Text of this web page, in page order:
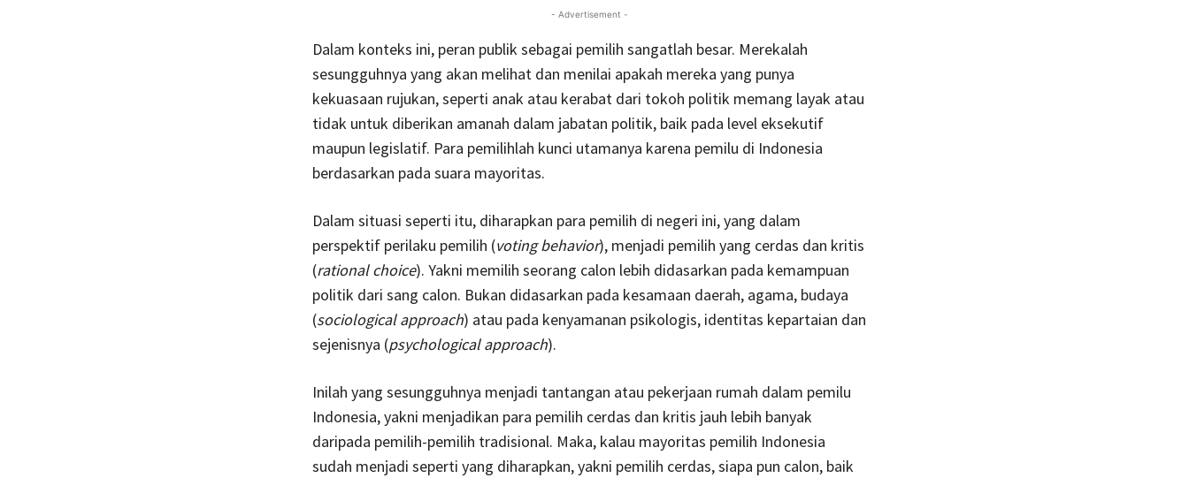
- Advertisement -
Dalam konteks ini, peran publik sebagai pemilih sangatlah besar. Merekalah
sesungguhnya yang akan melihat dan menilai apakah mereka yang punya
kekuasaan rujukan, seperti anak atau kerabat dari tokoh politik memang layak atau
tidak untuk diberikan amanah dalam jabatan politik, baik pada level eksekutif
maupun legislatif. Para pemilihlah kunci utamanya karena pemilu di Indonesia
berdasarkan pada suara mayoritas.
Dalam situasi seperti itu, diharapkan para pemilih di negeri ini, yang dalam
perspektif perilaku pemilih (voting behavior), menjadi pemilih yang cerdas dan kritis
(rational choice). Yakni memilih seorang calon lebih didasarkan pada kemampuan
politik dari sang calon. Bukan didasarkan pada kesamaan daerah, agama, budaya
(sociological approach) atau pada kenyamanan psikologis, identitas kepartaian dan
sejenisnya (psychological approach).
Inilah yang sesungguhnya menjadi tantangan atau pekerjaan rumah dalam pemilu
Indonesia, yakni menjadikan para pemilih cerdas dan kritis jauh lebih banyak
daripada pemilih-pemilih tradisional. Maka, kalau mayoritas pemilih Indonesia
sudah menjadi seperti yang diharapkan, yakni pemilih cerdas, siapa pun calon, baik